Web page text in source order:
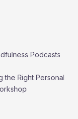
Podcasts
the Right Personal